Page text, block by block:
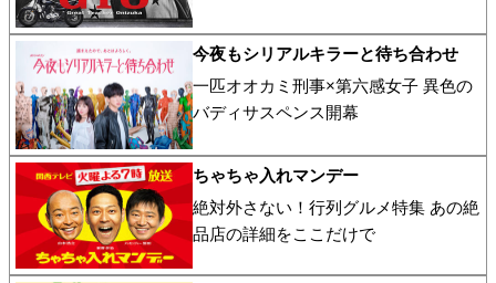
今夜もシリアルキラーと待ち合わせ
一匹オオカミ刑事×第六感女子 異色の
バディサスペンス開幕
ちゃちゃ入れマンデー
絶対外さない！行列グルメ特集 あの絶
品店の詳細をここだけで